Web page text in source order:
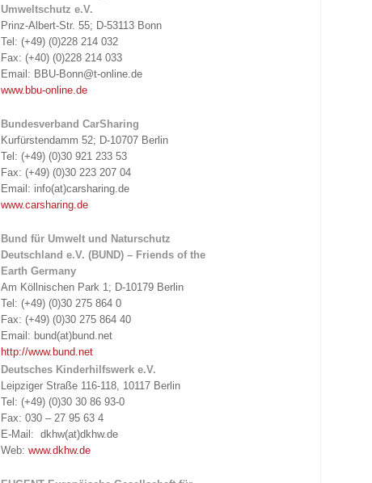
Umweltschutz e.V.
Prinz-Albert-Str. 55; D-53113 Bonn
Tel: (+49) (0)228 214 032
Fax: (+40) (0)228 214 033
Email: BBU-Bonn@t-online.de
www.bbu-online.de
Bundesverband CarSharing
Kurfürstendamm 52; D-10707 Berlin
Tel: (+49) (0)30 921 233 53
Fax: (+49) (0)30 223 207 04
Email: info(at)carsharing.de
www.carsharing.de
Bund für Umwelt und Naturschutz
Deutschland e.V. (BUND) – Friends of the
Earth Germany
Am Köllnischen Park 1; D-10179 Berlin
Tel: (+49) (0)30 275 864 0
Fax: (+49) (0)30 275 864 40
Email: bund(at)bund.net
http://www.bund.net
Deutsches Kinderhilfswerk e.V.
Leipziger Straße 116-118, 10117 Berlin
Tel: (+49) (0)30 30 86 93-0
Fax: 030 – 27 95 63 4
E-Mail: dkhw(at)dkhw.de
Web: www.dkhw.de